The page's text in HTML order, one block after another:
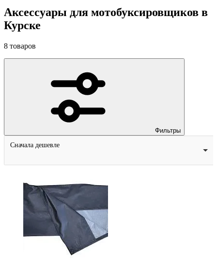
Аксессуары для мотобуксировщиков в
Курске
8 товаров
Фильтры
Сначала дешевле